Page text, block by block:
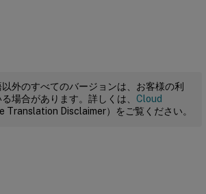
外のすべてのバージョンは、お客様の利
場合があります。詳しくは、 Cloud
Translation Disclaimer）をご覧ください。